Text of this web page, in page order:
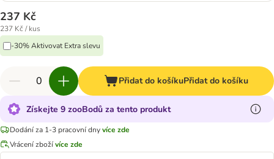
237 Kč
237 Kč / kus
-30% Aktivovat Extra slevu
Přidat do košíkuPřidat do košíku
Získejte 9 zooBodů za tento produkt
Dodání za 1-3 pracovní dnyvíce zde
Vrácení zbožívíce zde